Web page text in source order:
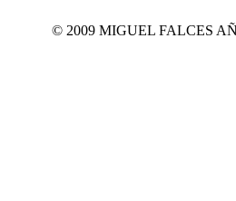
© 2009 MIGUEL FALCES